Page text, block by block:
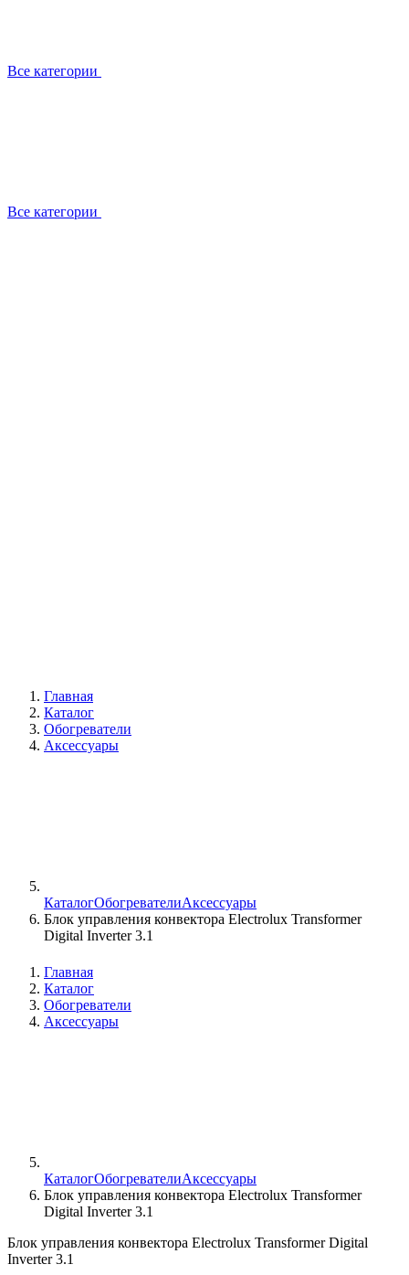
Все категории
Все категории
Главная
Каталог
Обогреватели
Аксессуары
КаталогОбогревателиАксессуары
Блок управления конвектора Electrolux Transformer
Digital Inverter 3.1
Главная
Каталог
Обогреватели
Аксессуары
КаталогОбогревателиАксессуары
Блок управления конвектора Electrolux Transformer
Digital Inverter 3.1
Блок управления конвектора Electrolux Transformer Digital
Inverter 3.1